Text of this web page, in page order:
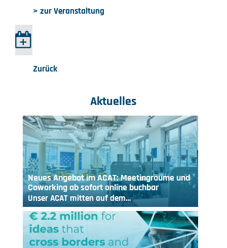
> zur Veranstaltung
Zurück
Aktuelles
Neues Angebot im ACAT: Meetingräume und
Coworking ab sofort online buchbar
Unser ACAT mitten auf dem…